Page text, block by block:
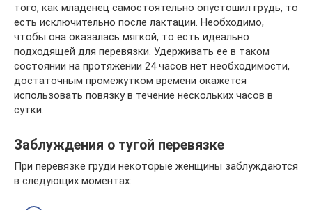
того, как младенец самостоятельно опустошил грудь, то
есть исключительно после лактации. Необходимо,
чтобы она оказалась мягкой, то есть идеально
подходящей для перевязки. Удерживать ее в таком
состоянии на протяжении 24 часов нет необходимости,
достаточным промежутком времени окажется
использовать повязку в течение нескольких часов в
сутки.
Заблуждения о тугой перевязке
При перевязке груди некоторые женщины заблуждаются
в следующих моментах: